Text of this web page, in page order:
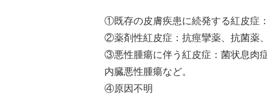
①既存の皮膚疾患に続発する紅皮症
②薬剤性紅皮症：抗痙攣薬、抗菌薬
③悪性腫瘍に伴う紅皮症：菌状息肉
内臓悪性腫瘍など。
④原因不明